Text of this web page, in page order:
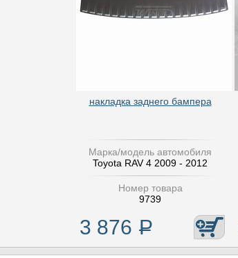
накладка заднего бампера
Марка/модель автомобиля
Toyota RAV 4 2009 - 2012
Номер товара
9739
3 876 Р